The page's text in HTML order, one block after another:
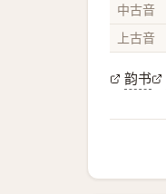
中古音
上古音
韵书